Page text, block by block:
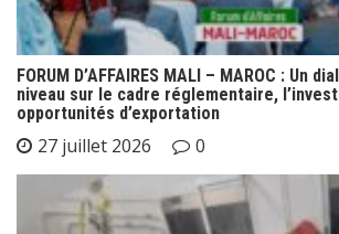
FORUM D’AFFAIRES MALI – MAROC : Un
niveau sur le cadre réglementaire,
opportunités d’exportation
27 juillet 2026 0